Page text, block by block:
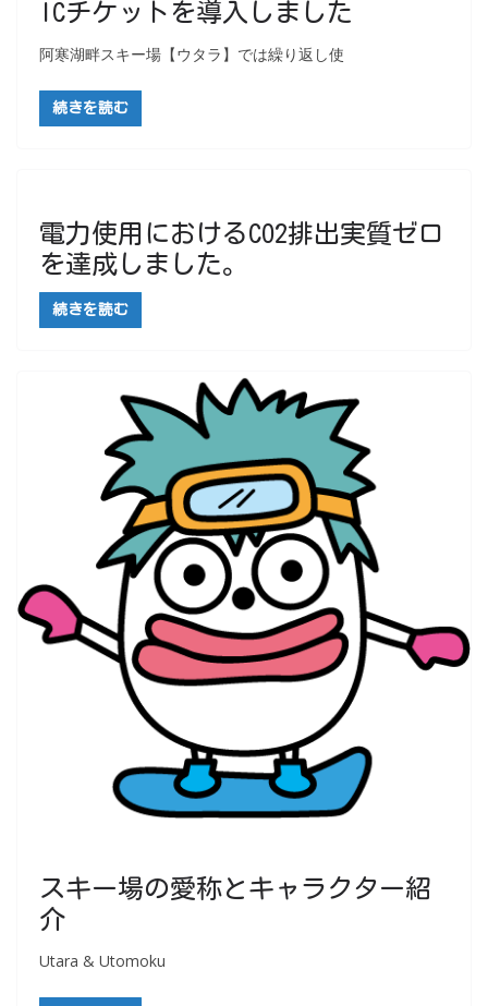
ICチケットを導入しました
阿寒湖畔スキー場【ウタラ】では繰り返し使
続きを読む
電力使用におけるCO2排出実質ゼロ
を達成しました。
続きを読む
スキー場の愛称とキャラクター紹
介
Utara & Utomoku